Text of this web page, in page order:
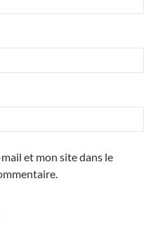
et mon site dans le